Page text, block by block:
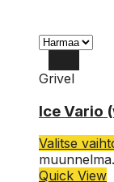
Grivel
Ice Vario
Valitse
Quick View